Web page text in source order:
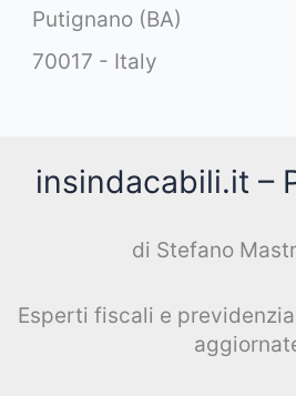
Putignano (BA)
70017 - Italy
insindacabili.it –
di Stefano
Esperti fiscali e